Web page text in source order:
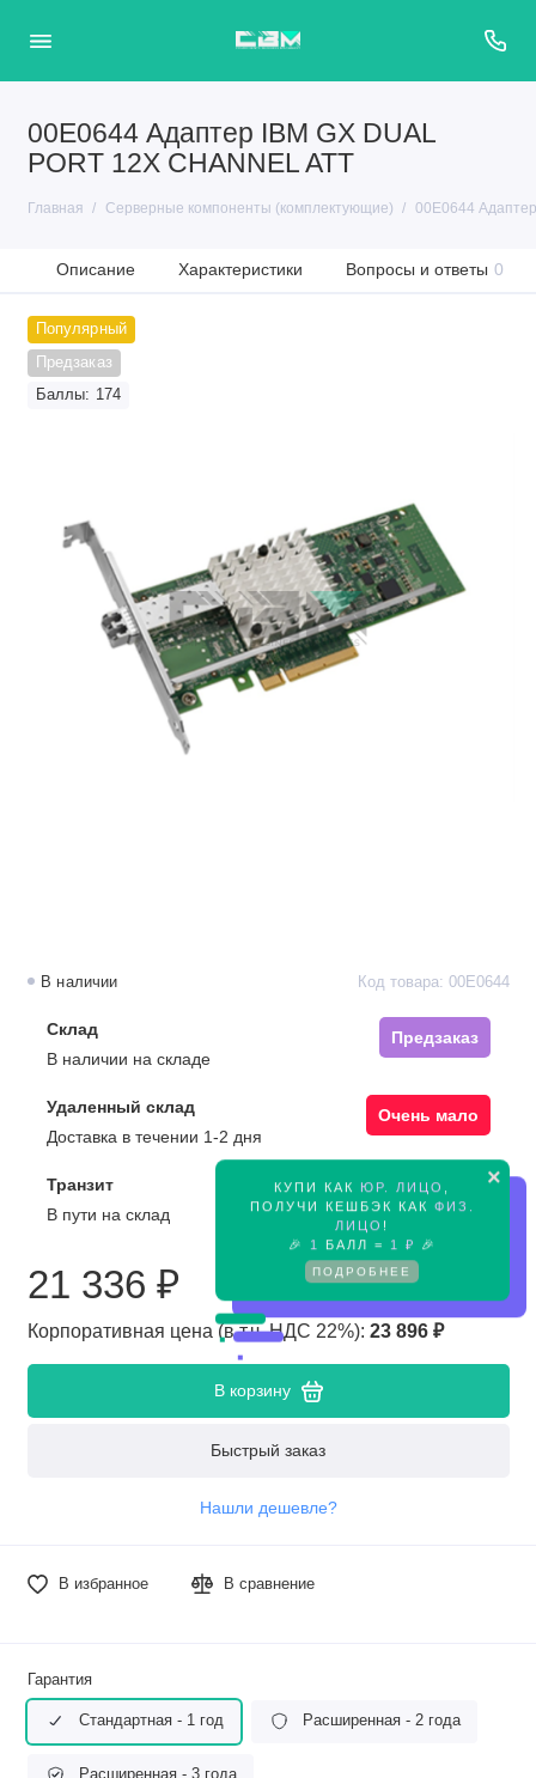
00E0644 Адаптер IBM GX DUAL
PORT 12X CHANNEL ATT
Главная Серверные компоненты (комплектующие) 00E0644
Описание Характеристики Вопросы и ответы 0
Популярный
Предзаказ
Баллы: 174
×
КУПИ КАК ЮР. ЛИЦО
ПОЛУЧИ КЕШБЭК КАК ФИЗ.
ЛИЦО !
🎉 1 БАЛЛ = 1 ₽ 🎉
ПОДРОБНЕЕ
В наличии Код товара: 00E0644
Склад
Предзаказ
В наличии на складе
Удаленный склад
Очень мало
Доставка в течении 1-2 дня
Транзит
Предзаказ
В пути на склад
21 336 ₽
Корпоративная цена (в т.ч. НДС 22%): 23 896 ₽
В корзину
Быстрый заказ
Нашли дешевле?
В избранное В сравнение
Гарантия
Стандартная - 1 год Расширенная - 2 года